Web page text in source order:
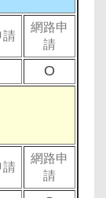
請
網路申
請
O
請
網路申
請